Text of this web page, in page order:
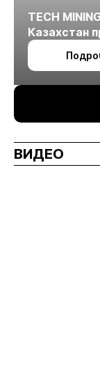
TECH
Казахстан
октября в
ВИДЕО